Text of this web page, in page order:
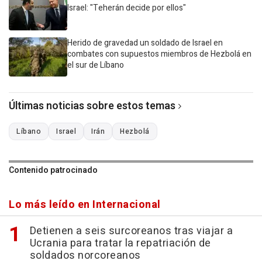
Israel: "Teherán decide por ellos"
Herido de gravedad un soldado de Israel en
combates con supuestos miembros de Hezbolá en
el sur de Líbano
Últimas noticias sobre estos temas
Líbano Israel Irán Hezbolá
Contenido patrocinado
Lo más leído en Internacional
Detienen a seis surcoreanos tras viajar a
Ucrania para tratar la repatriación de
soldados norcoreanos